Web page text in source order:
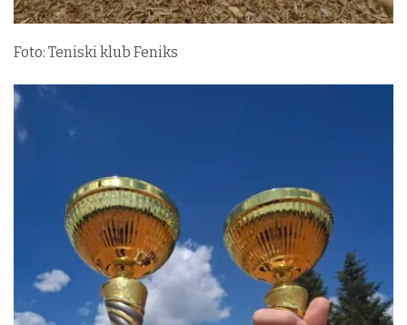
Foto: Teniski klub Feniks